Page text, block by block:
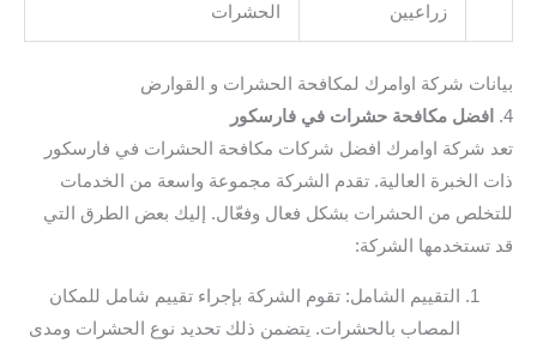
زراعيين
الحشرات
بيانات شركة اوامرك لمكافحة الحشرات و القوارض
4.
افضل مكافحة حشرات في فارسكور
تعد شركة اوامرك افضل شركات مكافحة الحشرات في فارسكور
ذات الخبرة العالية. تقدم الشركة مجموعة واسعة من الخدمات
للتخلص من الحشرات بشكل فعال وفعّال. إليك بعض الطرق التي
قد تستخدمها الشركة:
التقييم الشامل: تقوم الشركة بإجراء تقييم شامل للمكان
المصاب بالحشرات. يتضمن ذلك تحديد نوع الحشرات ومدى